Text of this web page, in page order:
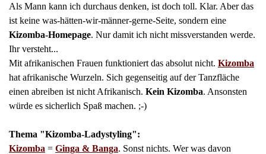
Als Mann kann ich durchaus denken, ist doch toll. Klar. Aber das
ist keine was-hätten-wir-männer-gerne-Seite, sondern eine
Kizomba-Homepage. Nur damit ich nicht missverstanden werde.
Ihr versteht...
Mit afrikanischen Frauen funktioniert das absolut nicht. Kizomba
hat afrikanische Wurzeln. Sich gegenseitig auf der Tanzfläche
einen abreiben ist nicht Afrikanisch. Kein Kizomba. Ansonsten
würde es sicherlich Spaß machen. ;-)
Thema "Kizomba-Ladystyling":
Kizomba = Ginga & Banga. Sonst nichts. Wer was davon